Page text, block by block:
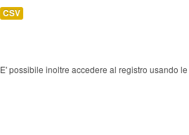
CSV
E' possibile inoltre accedere al registro usando le